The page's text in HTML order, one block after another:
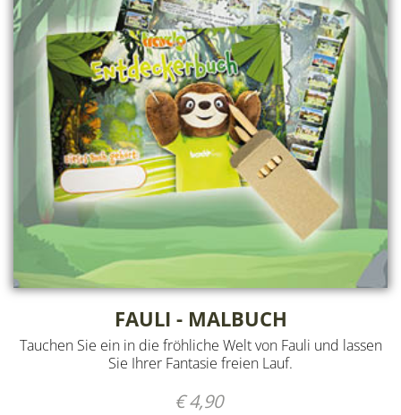
FAULI - MALBUCH
Tauchen Sie ein in die fröhliche Welt von Fauli und lassen
Sie Ihrer Fantasie freien Lauf.
€ 4,90